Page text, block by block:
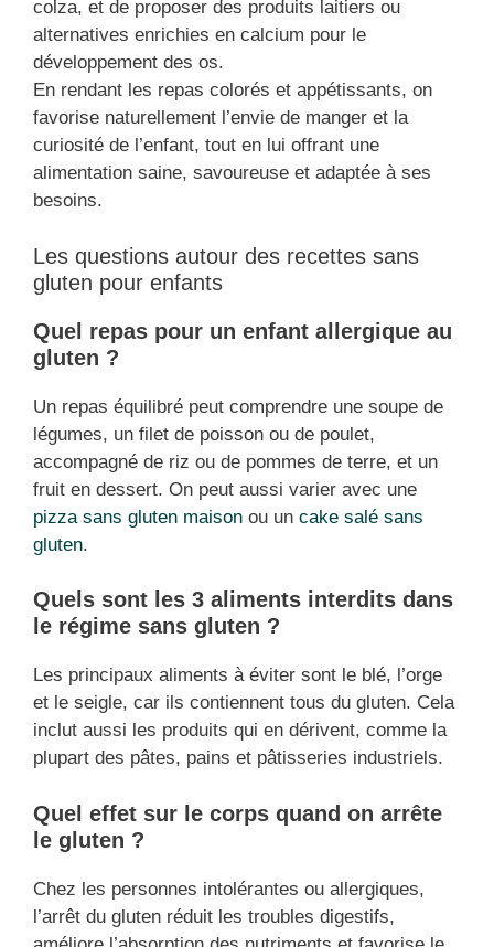
colza, et de proposer des produits laitiers ou
alternatives enrichies en calcium pour le
développement des os.
En rendant les repas colorés et appétissants, on
favorise naturellement l’envie de manger et la
curiosité de l’enfant, tout en lui offrant une
alimentation saine, savoureuse et adaptée à ses
besoins.
Les questions autour des recettes sans
gluten pour enfants
Quel repas pour un enfant allergique au
gluten ?
Un repas équilibré peut comprendre une soupe de
légumes, un filet de poisson ou de poulet,
accompagné de riz ou de pommes de terre, et un
fruit en dessert. On peut aussi varier avec une
pizza sans gluten maison ou un cake salé sans
gluten.
Quels sont les 3 aliments interdits dans
le régime sans gluten ?
Les principaux aliments à éviter sont le blé, l’orge
et le seigle, car ils contiennent tous du gluten. Cela
inclut aussi les produits qui en dérivent, comme la
plupart des pâtes, pains et pâtisseries industriels.
Quel effet sur le corps quand on arrête
le gluten ?
Chez les personnes intolérantes ou allergiques,
l’arrêt du gluten réduit les troubles digestifs,